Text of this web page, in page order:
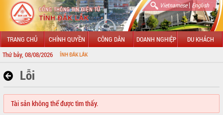
Vietnamese| English
TRANG CHỦ CHÍNH QUYỀN CÔNG DÂN DOANH NGHIỆP DU KHÁCH
Thứ bảy, 08/08/2026
TIN ĐIỆN TỬ TỈNH ĐẮK LẮK
Lỗi
Tài sản không thể được tìm thấy.